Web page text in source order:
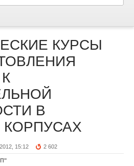
КУРСЫ
В
КОРПУСАХ
15:12 2 602